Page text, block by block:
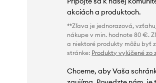
akciách a produktoch.
**Zľava je jednorazová,
nákupe v min. hodnote 80 €.
a niektoré produkty môžu byť
stránke: Produkty vylúčené zo
Chceme, aby Vaša